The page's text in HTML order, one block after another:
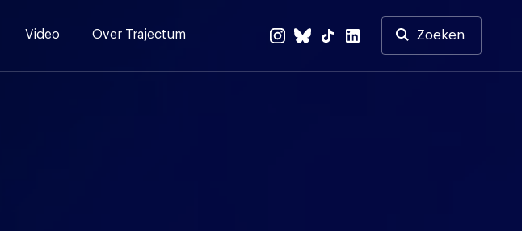
Video Over Trajectum Zoeken